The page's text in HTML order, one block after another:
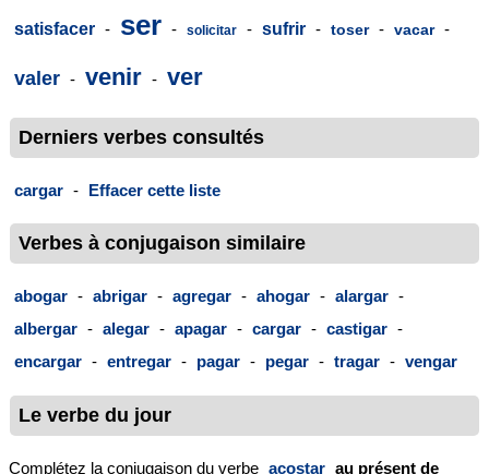
satisfacer - ser - solicitar - sufrir - toser - vacar -
valer - venir - ver
Derniers verbes consultés
cargar - Effacer cette liste
Verbes à conjugaison similaire
abogar - abrigar - agregar - ahogar - alargar -
albergar - alegar - apagar - cargar - castigar -
encargar - entregar - pagar - pegar - tragar - vengar
Le verbe du jour
Complétez la conjugaison du verbe acostar au présent de